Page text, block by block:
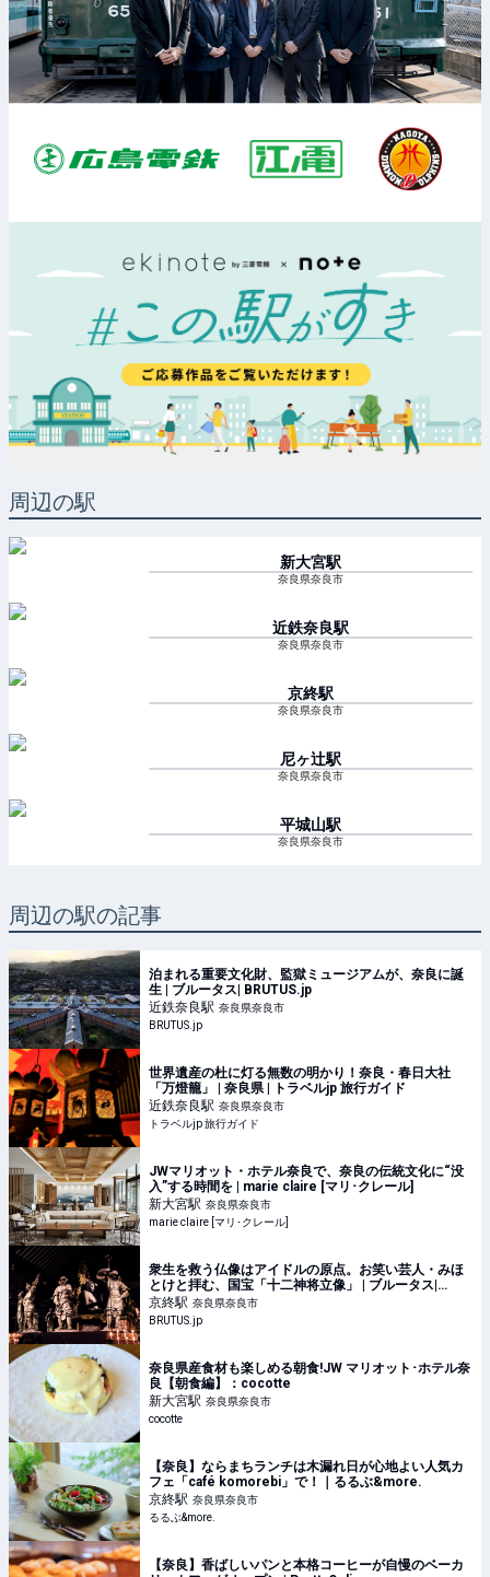
周辺の駅
新大宮駅
奈良県奈良市
近鉄奈良駅
奈良県奈良市
京終駅
奈良県奈良市
尼ヶ辻駅
奈良県奈良市
平城山駅
奈良県奈良市
周辺の駅の記事
泊まれる重要文化財、監獄ミュージアムが、奈良に誕
生 | ブルータス| BRUTUS.jp
近鉄奈良駅 奈良県奈良市
BRUTUS.jp
世界遺産の杜に灯る無数の明かり！奈良・春日大社
「万燈籠」 | 奈良県 | トラベルjp 旅行ガイド
近鉄奈良駅 奈良県奈良市
トラベルjp 旅行ガイド
JWマリオット・ホテル奈良で、奈良の伝統文化に“没
入”する時間を | marie claire [マリ･クレール]
新大宮駅 奈良県奈良市
marie claire [マリ･クレール]
衆生を救う仏像はアイドルの原点。お笑い芸人・みほ
とけと拝む、国宝「十二神将立像」 | ブルータス|
BRUTUS.jp
京終駅 奈良県奈良市
BRUTUS.jp
奈良県産食材も楽しめる朝食!JW マリオット･ホテル奈
良【朝食編】：cocotte
新大宮駅 奈良県奈良市
cocotte
【奈良】ならまちランチは木漏れ日が心地よい人気カ
フェ「café komorebi」で！｜るるぶ&more.
京終駅 奈良県奈良市
るるぶ&more.
【奈良】香ばしいパンと本格コーヒーが自慢のベーカ